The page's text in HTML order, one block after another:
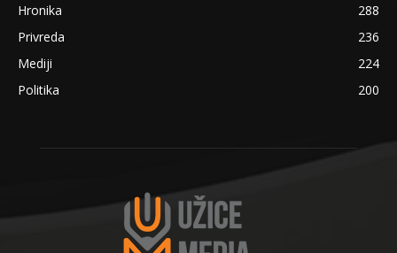
Hronika
288
Privreda
236
Mediji
224
Politika
200